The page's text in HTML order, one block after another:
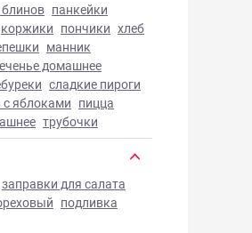
панкейки
коржики пончики хлеб
манник
домашнее
сладкие пироги
яблоками пицца
трубочки
заправки для салата
подливка